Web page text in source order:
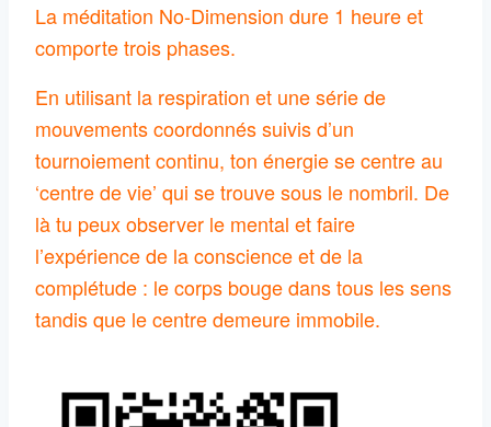
La méditation No-Dimension dure 1 heure et
comporte trois phases.
En utilisant la respiration et une série de
mouvements coordonnés suivis d’un
tournoiement continu, ton énergie se centre au
‘centre de vie’ qui se trouve sous le nombril. De
là tu peux observer le mental et faire
l’expérience de la conscience et de la
complétude : le corps bouge dans tous les sens
tandis que le centre demeure immobile.